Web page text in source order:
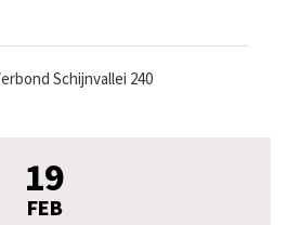
Schijnvallei 240
19
FEB